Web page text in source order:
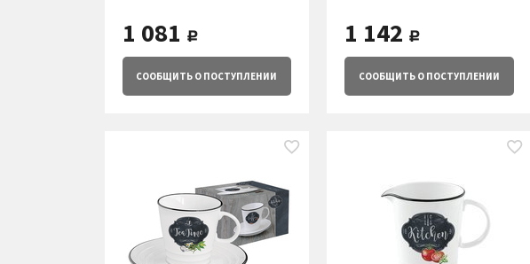
1 081 руб.
СООБЩИТЬ О ПОСТУПЛЕНИИ
1 142 руб.
СООБЩИТЬО ПОСТУПЛЕНИИ